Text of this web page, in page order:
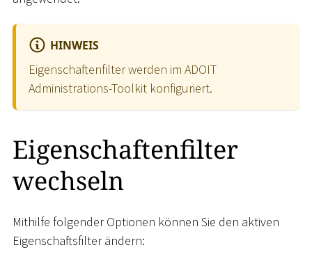
HINWEIS
Eigenschaftenfilter werden im ADOIT
Administrations-Toolkit konfiguriert.
Eigenschaftenfilter
wechseln
Mithilfe folgender Optionen können Sie den aktiven
Eigenschaftsfilter ändern: